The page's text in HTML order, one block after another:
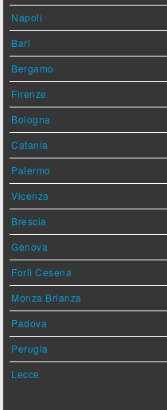
Napoli
Bari
Bergamo
Firenze
Bologna
Catania
Palermo
Vicenza
Brescia
Genova
Forlì Cesena
Monza Brianza
Padova
Perugia
Lecce